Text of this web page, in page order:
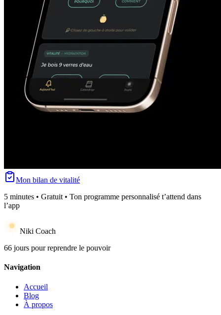
Mon bilan de vitalité
5 minutes • Gratuit • Ton programme personnalisé t’attend dans
l’app
Niki Coach
66 jours pour reprendre le pouvoir
Navigation
Accueil
Blog
À propos